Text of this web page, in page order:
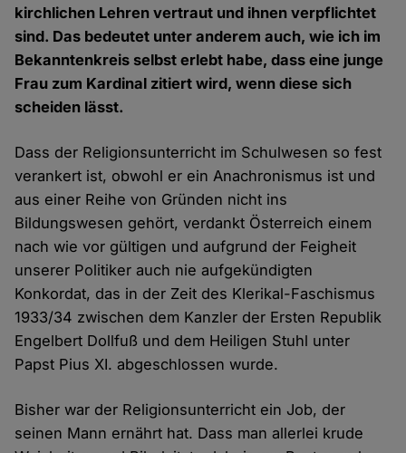
kirchlichen Lehren vertraut und ihnen verpflichtet
sind. Das bedeutet unter anderem auch, wie ich im
Bekanntenkreis selbst erlebt habe, dass eine junge
Frau zum Kardinal zitiert wird, wenn diese sich
scheiden lässt.
Dass der Religionsunterricht im Schulwesen so fest
verankert ist, obwohl er ein Anachronismus ist und
aus einer Reihe von Gründen nicht ins
Bildungswesen gehört, verdankt Österreich einem
nach wie vor gültigen und aufgrund der Feigheit
unserer Politiker auch nie aufgekündigten
Konkordat, das in der Zeit des Klerikal-Faschismus
1933/34 zwischen dem Kanzler der Ersten Republik
Engelbert Dollfuß und dem Heiligen Stuhl unter
Papst Pius XI. abgeschlossen wurde.
Bisher war der Religionsunterricht ein Job, der
seinen Mann ernährt hat. Dass man allerlei krude